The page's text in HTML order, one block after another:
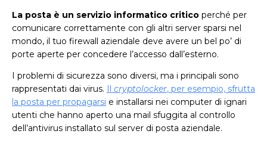
La posta è un servizio informatico critico perché per
comunicare correttamente con gli altri server sparsi nel
mondo, il tuo firewall aziendale deve avere un bel po’ di
porte aperte per concedere l’accesso dall’esterno.
I problemi di sicurezza sono diversi, ma i principali sono
rappresentati dai virus. Il cryptolocker, per esempio, sfrutta
la posta per propagarsi e installarsi nei computer di ignari
utenti che hanno aperto una mail sfuggita al controllo
dell’antivirus installato sul server di posta aziendale.